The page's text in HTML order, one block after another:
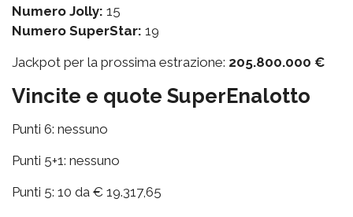
Numero Jolly: 15
Numero SuperStar: 19
Jackpot per la prossima estrazione: 205.800.000 €
Vincite e quote SuperEnalotto
Punti 6: nessuno
Punti 5+1: nessuno
Punti 5: 10 da € 19.317,65